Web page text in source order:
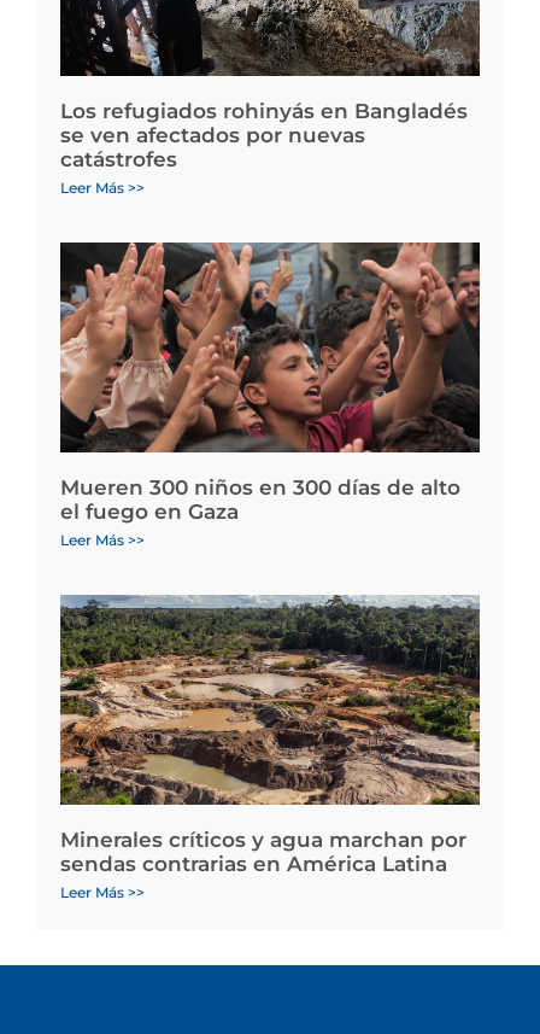
Los refugiados rohinyás en Bangladés
se ven afectados por nuevas
catástrofes
Leer Más >>
Mueren 300 niños en 300 días de alto
el fuego en Gaza
Leer Más >>
Minerales críticos y agua marchan por
sendas contrarias en América Latina
Leer Más >>